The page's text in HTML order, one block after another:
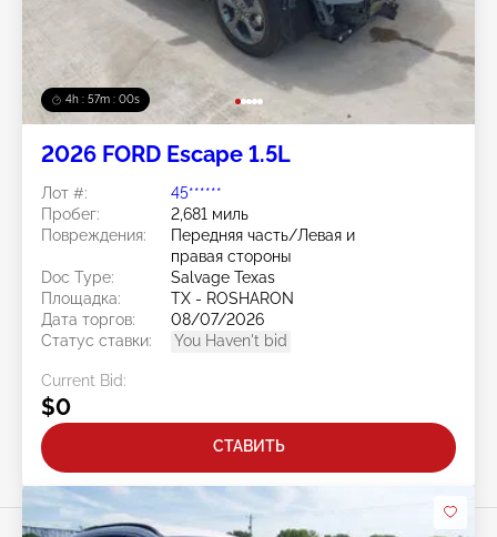
4h : 56m : 57s
2026 FORD Escape 1.5L
Лот #:
45******
Пробег:
2,681 миль
Повреждения:
Передняя часть/Левая и
правая стороны
Doc Type:
Salvage Texas
Площадка:
TX - ROSHARON
Дата торгов:
08/07/2026
Статус ставки:
You Haven't bid
Current Bid:
$0
СТАВИТЬ